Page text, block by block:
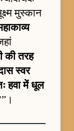
मुस्कान
की तरह
स्वर
हवा में धूल
”।